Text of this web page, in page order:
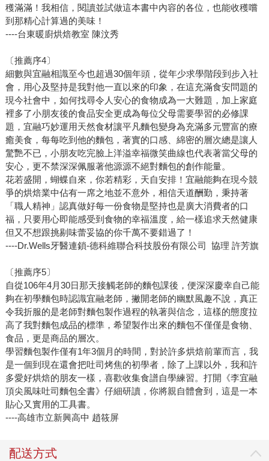
穫滿滿！我相信，閱讀並試做這本書中內容的各位，也能收穫嚐
到那精心計算過的美味！
----台東暖廚烘焙教室 陳汶秀
〔推薦序4〕
細數與宜融相識至今也超過30個年頭，從年少求學階段到步入社
會，用心及堅持是我對他一直以來的印象，在這充滿食安問題的
現今社會中，如何找尋令人安心的食物成為一大難題，加上家庭
裡多了小朋友後的食品安全更成為每位父母需要學習的必修課
題，宜融巧妙運用天然食材讓平凡麵包變身為充滿多元豐富的療
癒美食，每每吃到他的麵包，著實的口感、綿密的層次總是讓人
驚艷不已，小朋友吃完臉上洋溢幸福微笑曲線也代表著當父母的
安心，更不禁深深佩服著他源源不絕對麵包的創作能量。
花若盛開，蝴蝶自來，你若精彩，天自安排！宜融能夠在現今競
爭的烘焙業中佔有一席之地並不意外，相信天道酬勤，秉持著
「職人精神」認真做好每一份食物是堅持也是廣大消費者的口
福，只要用心即能感受到食物的幸福溫度，給一樣追求天然健康
但又不想跟挑剔味蕾妥協的你千萬不要錯過了！
----Dr.Wells牙醫連鎖-德科維聯合科技股份有限公司 協理 許芳旗
〔推薦序5〕
自從106年4月30日那天接觸老師的麵包課後，便深深慶幸自己能
夠在初學麵包時認識宜融老師，撇開老師的幽默風趣不說，真正
令我折服的是老師對麵包製作過程的執著與信念，這樣的態度拉
高了我對麵包成品的標準，希望製作出來的麵包不僅僅是食物、
食品，更是商品的層次。
學習麵包製作僅有1年3個月的時間，對於許多烘焙前輩而言，我
是一個到現在還會把吐司烤焦的初學者，除了上課以外，我和許
多愛好烘焙的朋友一樣，喜歡收集食譜自學練習。打開《李宜融
頂尖風味吐司麵包全書》仔細研讀，你將親自體會到，這是一本
貼心又實用的工具書。
----高雄市立新興高中 趙筱屏
配送方式